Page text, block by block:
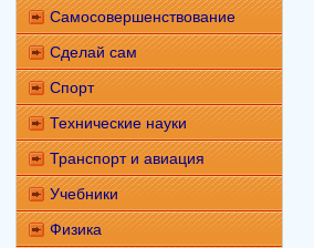
Самосовершенствование
Сделай сам
Спорт
Технические науки
Транспорт и авиация
Учебники
Физика